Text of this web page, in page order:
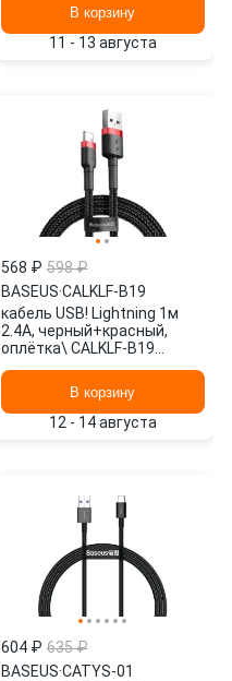
В корзину
11 - 13 августа
568 ₽ 598 ₽
BASEUS·CALKLF-B19
кабель USB! Lightning 1м
2.4A, черный+красный,
оплётка\ CALKLF-B19
В корзину
12 - 14 августа
604 ₽ 635 ₽
BASEUS·CATYS-01